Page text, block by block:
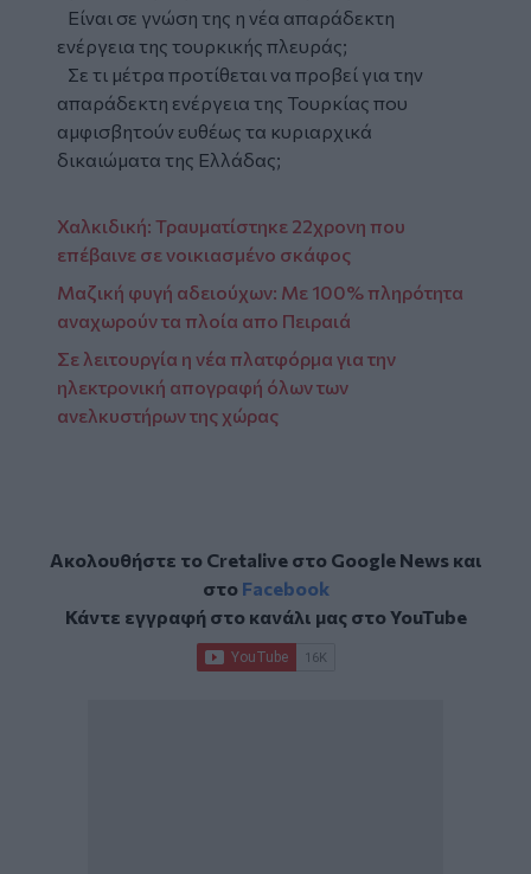
Είναι σε γνώση της η νέα απαράδεκτη
ενέργεια της τουρκικής πλευράς;
Σε τι μέτρα προτίθεται να προβεί για την
απαράδεκτη ενέργεια της Τουρκίας που
αμφισβητούν ευθέως τα κυριαρχικά
δικαιώματα της Ελλάδας;
Χαλκιδική: Τραυματίστηκε 22χρονη που
επέβαινε σε νοικιασμένο σκάφος
Μαζική φυγή αδειούχων: Με 100% πληρότητα
αναχωρούν τα πλοία απο Πειραιά
Σε λειτουργία η νέα πλατφόρμα για την
ηλεκτρονική απογραφή όλων των
ανελκυστήρων της χώρας
Ακολουθήστε το Cretalive στο Google Newsκαι
στο Facebook
Κάντε εγγραφή στο κανάλι μας στοYouTube